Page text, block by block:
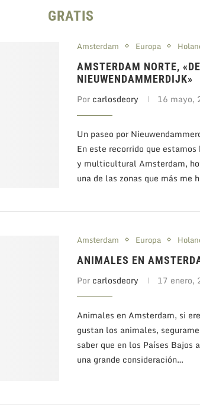
GRATIS
Amsterdam Europa
AMSTERDAM NORTE, «DE
NIEUWENDAMMERDIJK»
Por carlosdeory 16 mayo,
Un paseo por
En este recorrido que
y multicultural Amsterdam,
una de las zonas que más me
Amsterdam Europa
ANIMALES EN
Por carlosdeory 17 enero,
Animales en Amsterdam, si
gustan los animales,
saber que en los Países Bajos
una grande consideración…